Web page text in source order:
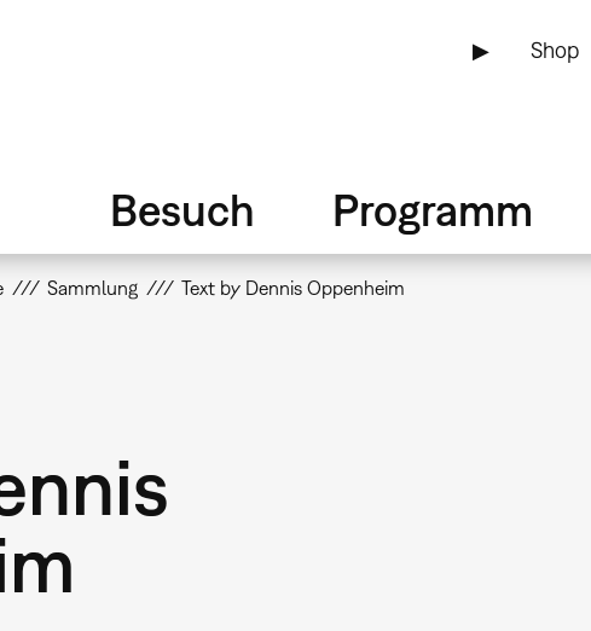
▶ Shop
Besuch Programm
Sammlung Text by Dennis Oppenheim